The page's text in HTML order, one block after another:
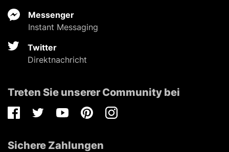
Messenger
Instant Messaging
Twitter
Direktnachricht
Treten Sie unserer Community bei
FacebookTwitterYoutubePinterestInstagram
Sichere Zahlungen